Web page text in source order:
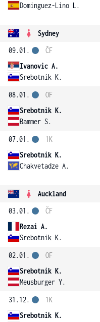
Dominguez-Lino L.
Sydney
09.01.
Ivanovic A.
Srebotnik K.
ČF
08.01.
Srebotnik K.
Bammer S.
OF
07.01.
Srebotnik K.
Chakvetadze A.
1K
Auckland
03.01.
Rezai A.
Srebotnik K.
ČF
02.01.
Srebotnik K.
Meusburger Y.
OF
31.12.
Srebotnik K.
1K